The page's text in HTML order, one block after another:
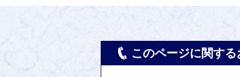
このページに関す